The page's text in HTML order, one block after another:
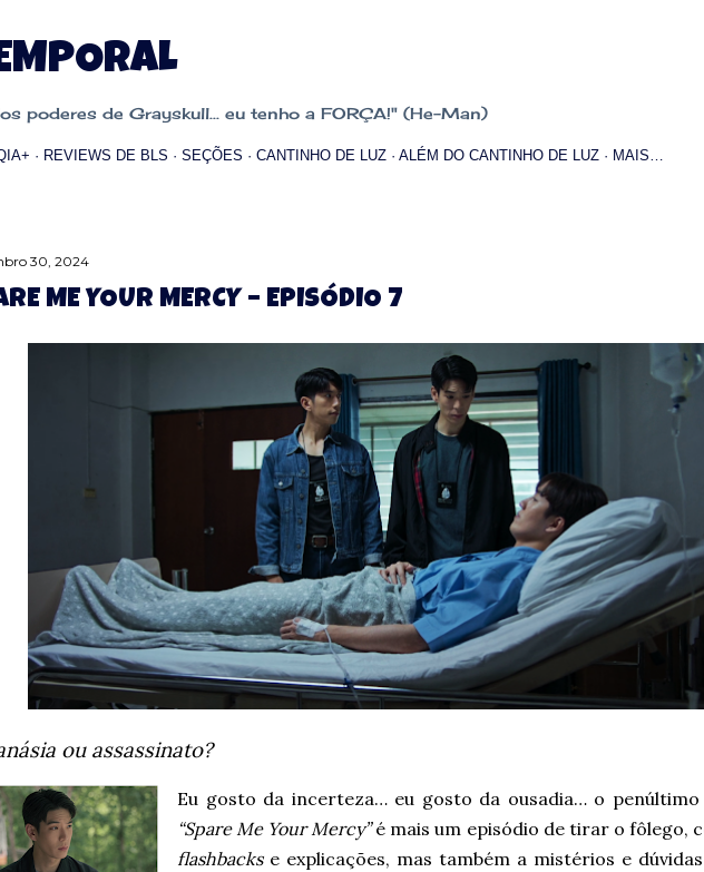
poderes de Grayskull... eu tenho a FORÇA!" (He-Man)
REVIEWS DE BLS SEÇÕES CANTINHO DE LUZ ALÉM DO CANTINHO DE LUZ MAIS…
30, 2024
ME YOUR MERCY – EPISÓDIO 7
ou assassinato?
Eu gosto da incerteza… eu gosto da ousadia… o penúltimo
“Spare Me Your Mercy”é mais um episódio de tirar o fôlego,
flashbackse explicações, mas também a mistérios e